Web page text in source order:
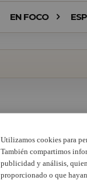
EN FOCO
Utilizamos cookies para
También compartimos
publicidad y análisis,
proporcionado o que